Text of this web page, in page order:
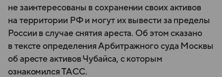
не заинтересованы в сохранении своих активов
на территории РФ и могут их вывести за пределы
России в случае снятия ареста. Об этом сказано
в тексте определения Арбитражного суда Москвы
об аресте активов Чубайса, с которым
ознакомился ТАСС.